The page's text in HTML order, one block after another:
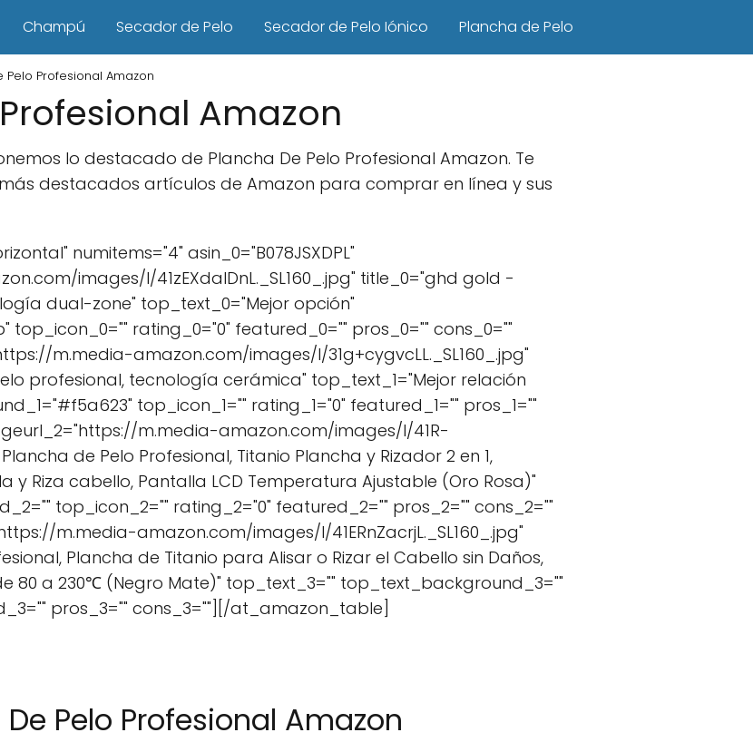
Champú Secador de Pelo Secador de Pelo Iónico Plancha de Pelo
Pelo Profesional Amazon
Amazon
lo destacado de Plancha De Pelo Profesional Amazon. Te
destacados artículos de Amazon para comprar en línea y sus
numitems="4" asin_0="B078JSXDPL"
images/I/41zEXdalDnL._SL160_.jpg" title_0="ghd gold -
dual-zone" top_text_0="Mejor opción"
rating_0="0" featured_0="" pros_0="" cons_0=""
m.media-amazon.com/images/I/31g+cygvcLL._SL160_.jpg"
profesional, tecnología cerámica" top_text_1="Mejor relación
top_icon_1="" rating_1="0" featured_1="" pros_1=""
m.media-amazon.com/images/I/41R-
Plancha de Pelo Profesional, Titanio Plancha y Rizador 2 en 1,
y Riza cabello, Pantalla LCD Temperatura Ajustable (Oro Rosa)"
top_icon_2="" rating_2="0" featured_2="" pros_2="" cons_2=""
m.media-amazon.com/images/I/41ERnZacrjL._SL160_.jpg"
Plancha de Titanio para Alisar o Rizar el Cabello sin Daños,
80 a 230℃ (Negro Mate)" top_text_3="" top_text_background_3=""
pros_3="" cons_3=""][/at_amazon_table]
Pelo Profesional Amazon